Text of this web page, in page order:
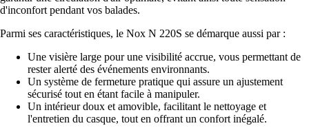
d'inconfort pendant vos balades.
Parmi ses caractéristiques, le Nox N 220S se démarque aussi par :
Une visière large pour une visibilité accrue, vous permettant de
rester alerté des événements environnants.
Un système de fermeture pratique qui assure un ajustement
sécurisé tout en étant facile à manipuler.
Un intérieur doux et amovible, facilitant le nettoyage et
l'entretien du casque, tout en offrant un confort inégalé.